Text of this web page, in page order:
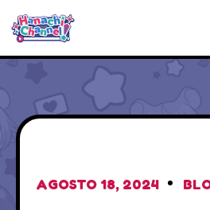
AGOSTO 18, 2024